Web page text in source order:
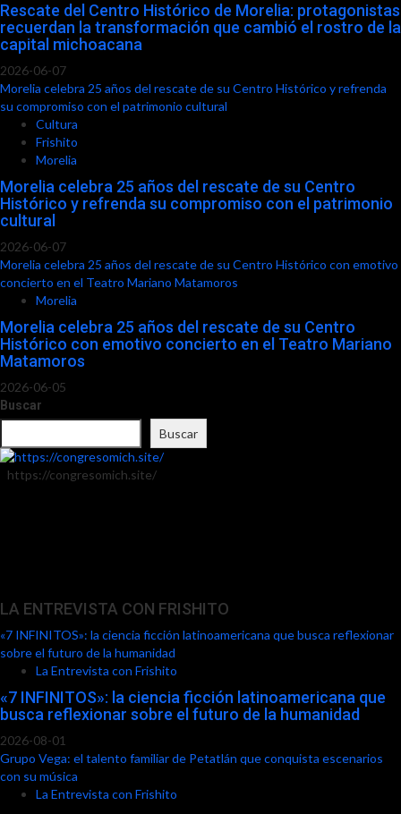
Rescate del Centro Histórico de Morelia: protagonistas
recuerdan la transformación que cambió el rostro de la
capital michoacana
2026-06-07
Morelia celebra 25 años del rescate de su Centro Histórico y refrenda
su compromiso con el patrimonio cultural
Cultura
Frishito
Morelia
Morelia celebra 25 años del rescate de su Centro
Histórico y refrenda su compromiso con el patrimonio
cultural
2026-06-07
Morelia celebra 25 años del rescate de su Centro Histórico con emotivo
concierto en el Teatro Mariano Matamoros
Morelia
Morelia celebra 25 años del rescate de su Centro
Histórico con emotivo concierto en el Teatro Mariano
Matamoros
2026-06-05
Buscar
Buscar
https://congresomich.site/
LA ENTREVISTA CON FRISHITO
«7 INFINITOS»: la ciencia ficción latinoamericana que busca reflexionar
sobre el futuro de la humanidad
La Entrevista con Frishito
«7 INFINITOS»: la ciencia ficción latinoamericana que
busca reflexionar sobre el futuro de la humanidad
2026-08-01
Grupo Vega: el talento familiar de Petatlán que conquista escenarios
con su música
La Entrevista con Frishito